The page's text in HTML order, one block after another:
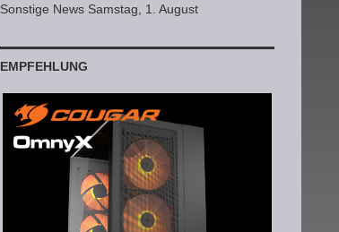
Sonstige News Samstag, 1. August
EMPFEHLUNG